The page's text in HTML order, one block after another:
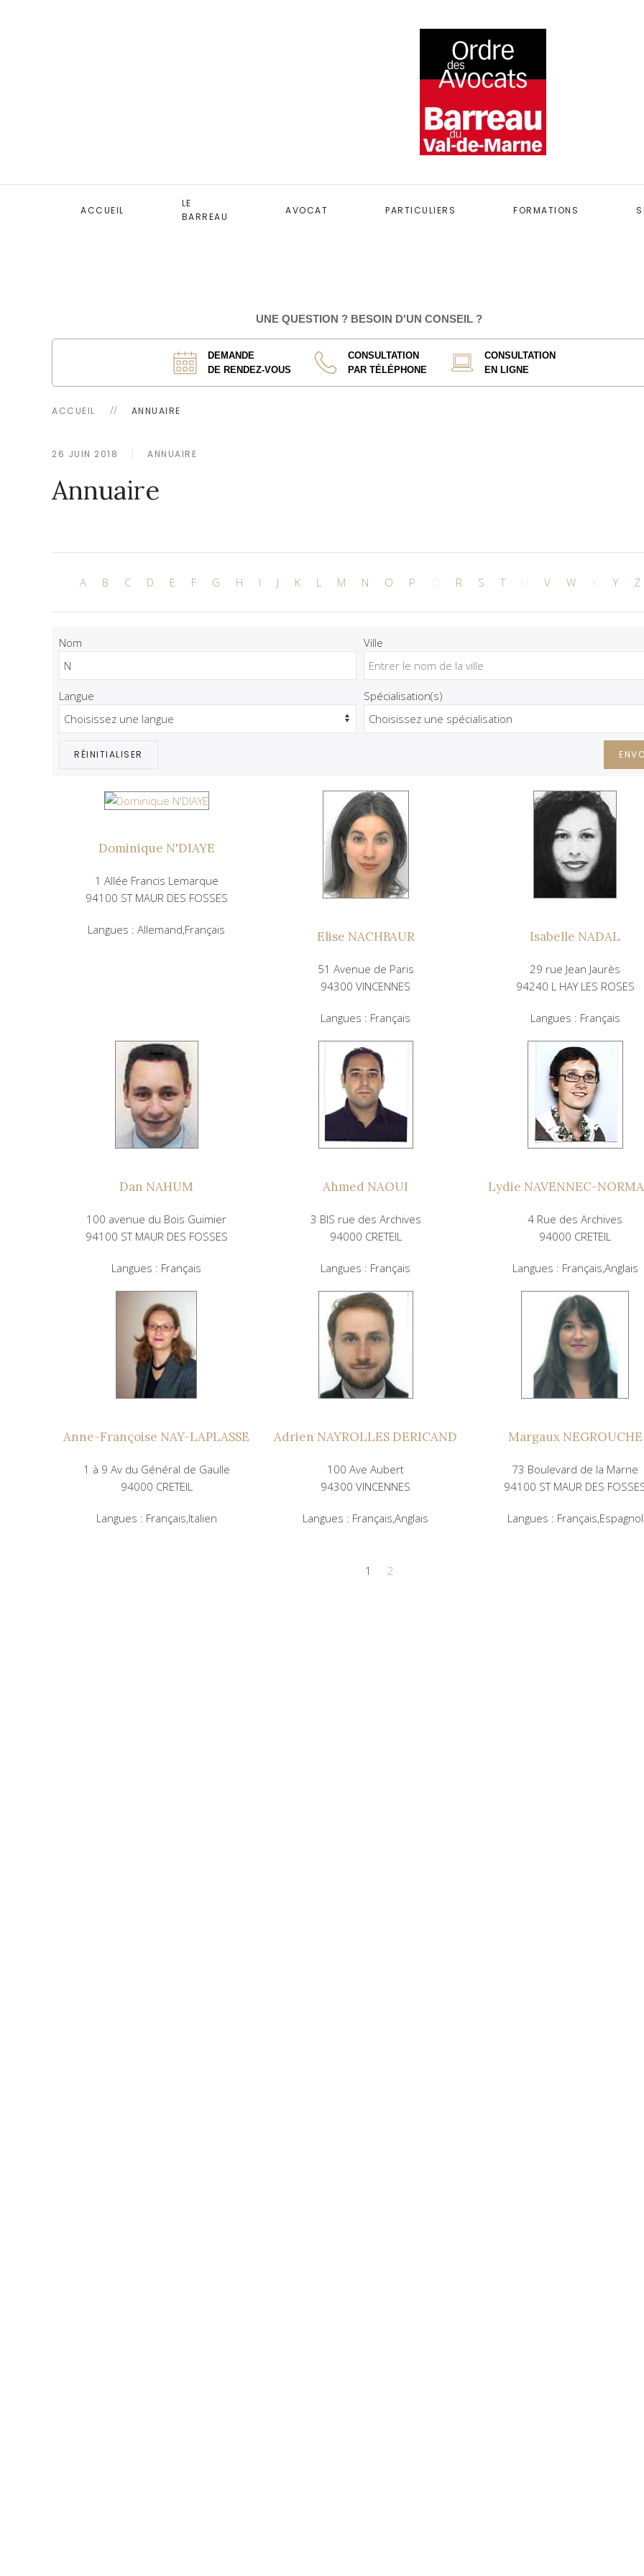
ACCUEIL
LE
BARREAU
AVOCAT PARTICULIERS FORMATIONS
UNE QUESTION ? BESOIN D'UN CONSEIL ?
DEMANDE
DE RENDEZ-VOUS
CONSULTATION
PAR TÉLÉPHONE
CONSULTATION
EN LIGNE
ACCUEIL ANNUAIRE
26 JUIN 2018 ANNUAIRE
Annuaire
A B C D E F G H I J K L M N O P Q R S T U V W X Y Z
Nom Ville
Langue Spécialisation(s)
RÉINITIALISER
Dominique N'DIAYE
1 Allée Francis Lemarque
94100 ST MAUR DES FOSSES
Langues : Allemand,Français Elise NACHBAUR
51 Avenue de Paris
94300 VINCENNES
Langues : Français
Isabelle NADAL
29 rue Jean Jaurès
94240 L HAY LES ROSES
Langues : Français
Dan NAHUM
100 avenue du Bois Guimier
94100 ST MAUR DES FOSSES
Langues : Français
Ahmed NAOUI
3 BIS rue des Archives
94000 CRETEIL
Langues : Français
Lydie NAVENNEC-
4 Rue des Archives
94000 CRETEIL
Langues : Français,Anglais
Anne-Françoise NAY-LAPLASSE
1 à 9 Av du Général de Gaulle
94000 CRETEIL
Langues : Français,Italien
Adrien NAYROLLES DERICAND
100 Ave Aubert
94300 VINCENNES
Langues : Français,Anglais
Margaux NEGROUCHE
73 Boulevard de la Marne
94100 ST MAUR DES
Langues : Français,Espagnol
1 2